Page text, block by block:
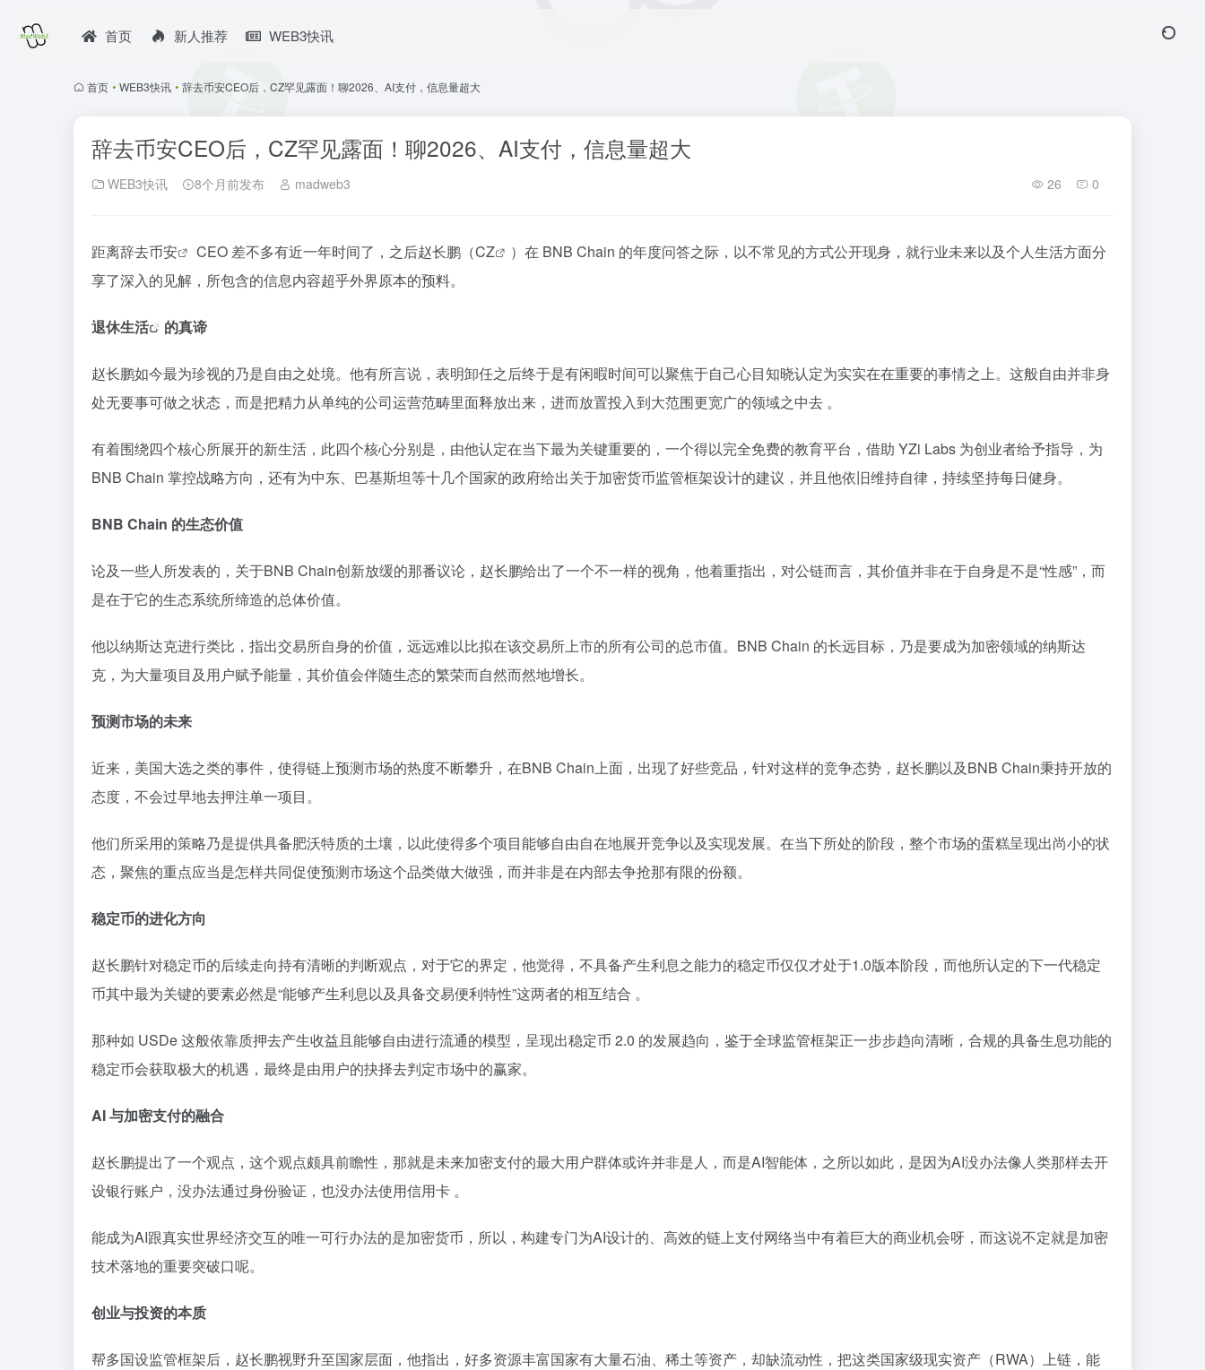
首页 新人推荐 WEB3快讯
首页 • WEB3快讯 • 辞去币安CEO后，CZ罕见露面！聊2026、AI支付，信息量超大
辞去币安CEO后，CZ罕见露面！聊2026、AI支付，信息量超大
WEB3快讯 8个月前发布 madweb3 26 0
距离辞去币安 CEO 差不多有近一年时间了，之后赵长鹏（CZ
）在 BNB Chain 的年度问答之际，以不常见的方式公开现身，就行业未来以及个人生活方面分
享了深入的见解，所包含的信息内容超乎外界原本的预料。
退休生活 的真谛
赵长鹏如今最为珍视的乃是自由之处境。他有所言说，表明卸任之后终于是有闲暇时间可以聚焦于自己心目知晓认定为实实在在重要的事情之上。这般自由并非身
处无要事可做之状态，而是把精力从单纯的公司运营范畴里面释放出来，进而放置投入到大范围更宽广的领域之中去 。
有着围绕四个核心所展开的新生活，此四个核心分别是，由他认定在当下最为关键重要的，一个得以完全免费的教育平台，借助 YZi Labs 为创业者给予指导，为
BNB Chain 掌控战略方向，还有为中东、巴基斯坦等十几个国家的政府给出关于加密货币监管框架设计的建议，并且他依旧维持自律，持续坚持每日健身。
BNB Chain 的生态价值
论及一些人所发表的，关于BNB Chain创新放缓的那番议论，赵长鹏给出了一个不一样的视角，他着重指出，对公链而言，其价值并非在于自身是不是“性感”，而
是在于它的生态系统所缔造的总体价值。
他以纳斯达克进行类比，指出交易所自身的价值，远远难以比拟在该交易所上市的所有公司的总市值。BNB Chain 的长远目标，乃是要成为加密领域的纳斯达
克，为大量项目及用户赋予能量，其价值会伴随生态的繁荣而自然而然地增长。
预测市场的未来
近来，美国大选之类的事件，使得链上预测市场的热度不断攀升，在BNB Chain上面，出现了好些竞品，针对这样的竞争态势，赵长鹏以及BNB Chain秉持开放的
态度，不会过早地去押注单一项目。
他们所采用的策略乃是提供具备肥沃特质的土壤，以此使得多个项目能够自由自在地展开竞争以及实现发展。在当下所处的阶段，整个市场的蛋糕呈现出尚小的状
态，聚焦的重点应当是怎样共同促使预测市场这个品类做大做强，而并非是在内部去争抢那有限的份额。
稳定币的进化方向
赵长鹏针对稳定币的后续走向持有清晰的判断观点，对于它的界定，他觉得，不具备产生利息之能力的稳定币仅仅才处于1.0版本阶段，而他所认定的下一代稳定
币其中最为关键的要素必然是“能够产生利息以及具备交易便利特性”这两者的相互结合 。
那种如 USDe 这般依靠质押去产生收益且能够自由进行流通的模型，呈现出稳定币 2.0 的发展趋向，鉴于全球监管框架正一步步趋向清晰，合规的具备生息功能的
稳定币会获取极大的机遇，最终是由用户的抉择去判定市场中的赢家。
AI 与加密支付的融合
赵长鹏提出了一个观点，这个观点颇具前瞻性，那就是未来加密支付的最大用户群体或许并非是人，而是AI智能体，之所以如此，是因为AI没办法像人类那样去开
设银行账户，没办法通过身份验证，也没办法使用信用卡 。
能成为AI跟真实世界经济交互的唯一可行办法的是加密货币，所以，构建专门为AI设计的、高效的链上支付网络当中有着巨大的商业机会呀，而这说不定就是加密
技术落地的重要突破口呢。
创业与投资的本质
帮多国设监管框架后，赵长鹏视野升至国家层面，他指出，好多资源丰富国家有大量石油、稀土等资产，却缺流动性，把这类国家级现实资产（RWA）上链，能